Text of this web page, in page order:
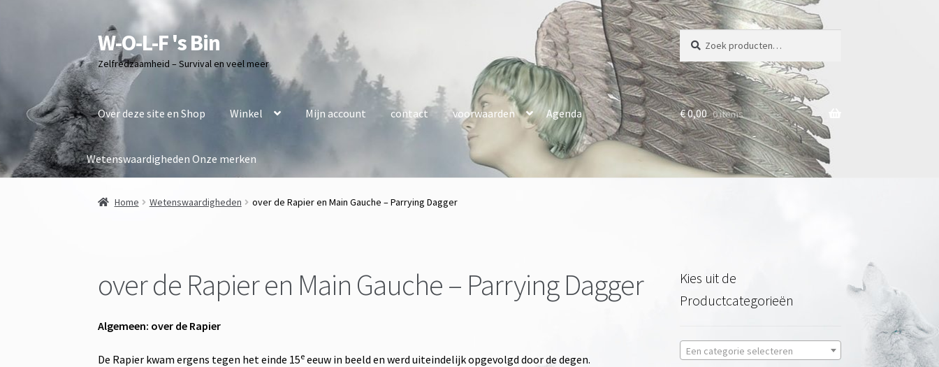
Ga
door
naar
navigatie
Ga
naar
de
inhoud
W-O-L-F 's Bin
Zelfredzaamheid – Survival en veel meer
Zoeken
naar:
Zoeken
Over deze site en Shop Winkel Mijn account contact voorwaarden Agenda
Wetenswaardigheden Onze merken
€0,00 0 items
Home Wetenswaardigheden over de Rapier en Main Gauche – Parrying Dagger
over de Rapier en Main Gauche – Parrying Dagger
Algemeen: over de Rapier
De Rapier kwam ergens tegen het einde 15e eeuw in beeld en werd uiteindelijk opgevolgd door de degen.
Kies uit de
Productcategorieën
Een categorie selecteren